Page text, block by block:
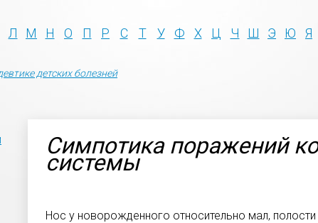
Л М Н О П Р С Т У Ф Х Ц Ч Ш Э Ю Я
детских болезней
Симпотика поражений
системы
Нос у новорожденного относительно мал,